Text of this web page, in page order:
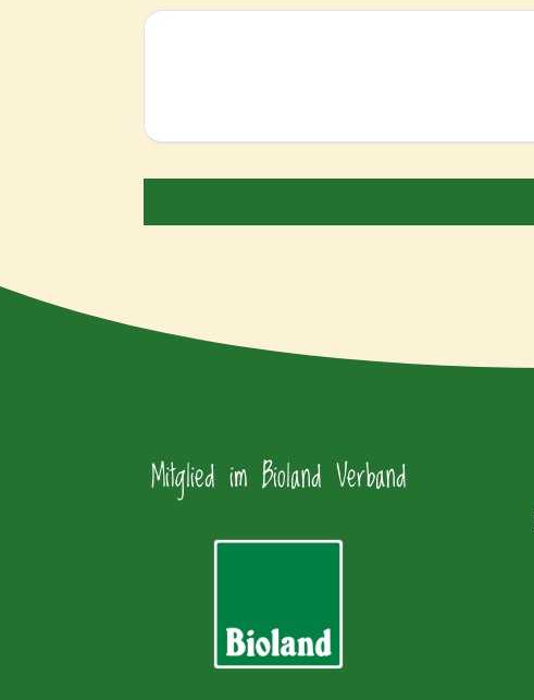
Mitglied im Bioland Verband